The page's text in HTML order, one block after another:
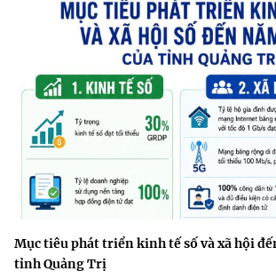
Mục tiêu phát triển kinh tế số và xã hội
tỉnh Quảng Trị